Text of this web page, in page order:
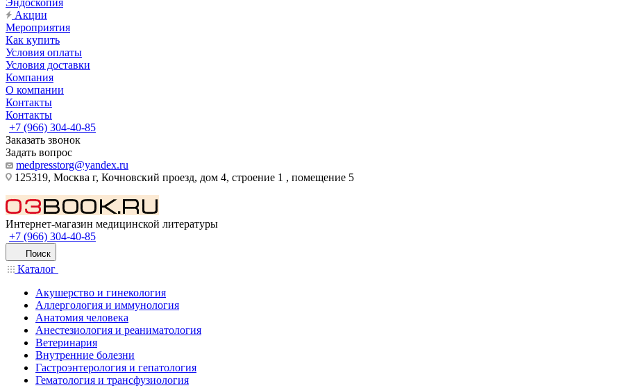
Эндоскопия
Акции
Мероприятия
Как купить
Условия оплаты
Условия доставки
Компания
О компании
Контакты
Контакты
+7 (966) 304-40-85
Заказать звонок
Задать вопрос
medpresstorg@yandex.ru
125319, Москва г, Кочновский проезд, дом 4, строение 1 , помещение 5
Интернет-магазин медицинской литературы
+7 (966) 304-40-85
Поиск
Каталог
Акушерство и гинекология
Аллергология и иммунология
Анатомия человека
Анестезиология и реаниматология
Ветеринария
Внутренние болезни
Гастроэнтерология и гепатология
Гематология и трансфузиология